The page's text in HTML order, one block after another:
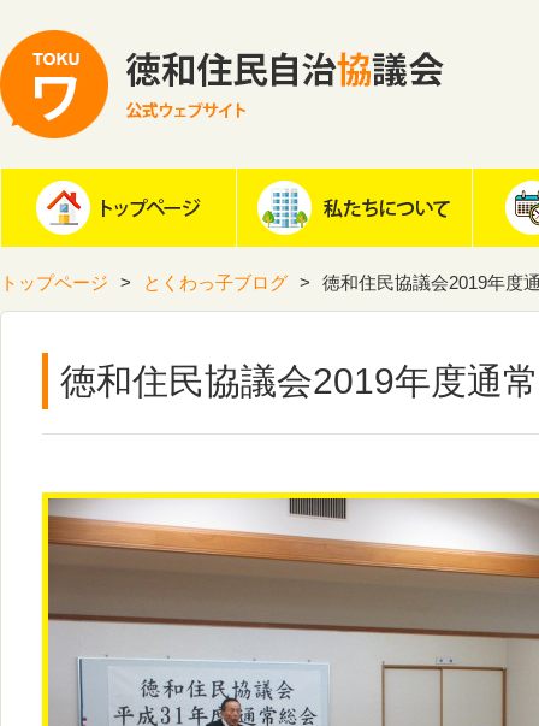
トップページ とくわっ子ブログ 徳和住民協議会2019年度
徳和住民協議会2019年度通